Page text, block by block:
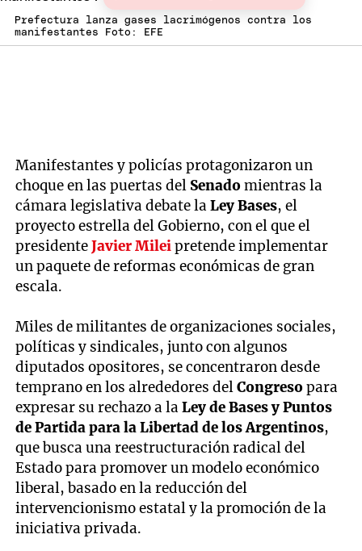
Prefectura lanza gases lacrimógenos contra los
manifestantes Foto: EFE
Manifestantes y policías protagonizaron un
choque en las puertas del Senadomientras la
cámara legislativa debate laLey Bases, el
proyecto estrella del Gobierno, con el que el
presidenteJavier Mileipretende implementar
un paquete de reformas económicas de gran
escala.
Miles de militantes de organizaciones sociales,
políticas y sindicales, junto con algunos
diputados opositores, se concentraron desde
temprano en los alrededores delCongresopara
expresar su rechazo a laLey de Bases y Puntos
de Partida para la Libertad de los Argentinos,
que busca una reestructuración radical del
Estado para promover un modelo económico
liberal, basado en la reducción del
intervencionismo estatal y la promoción de la
iniciativa privada.